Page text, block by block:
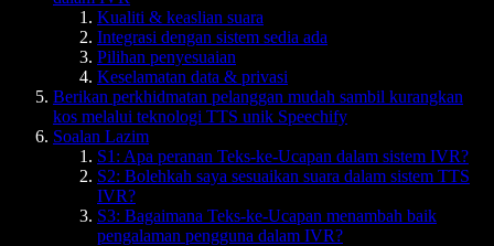
Kualiti & keaslian suara
Integrasi dengan sistem sedia ada
Pilihan penyesuaian
Keselamatan data & privasi
Berikan perkhidmatan pelanggan mudah sambil kurangkan
kos melalui teknologi TTS unik Speechify
Soalan Lazim
S1: Apa peranan Teks-ke-Ucapan dalam sistem IVR?
S2: Bolehkah saya sesuaikan suara dalam sistem TTS
IVR?
S3: Bagaimana Teks-ke-Ucapan menambah baik
pengalaman pengguna dalam IVR?